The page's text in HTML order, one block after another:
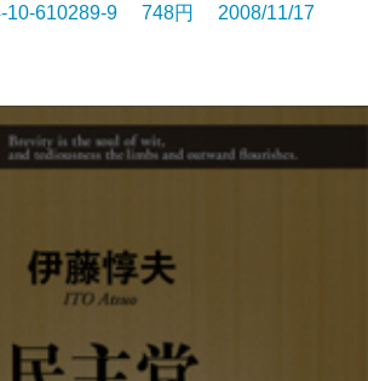
10-610289-9 748円 2008/11/17